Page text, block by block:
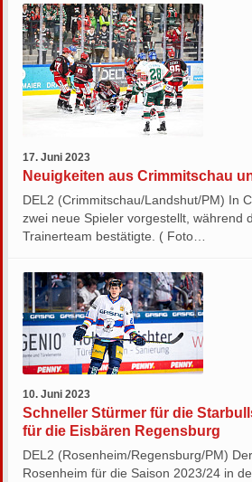
17. Juni 2023
Neuigkeiten aus Crimmitschau
DEL2 (Crimmitschau/Landshut/PM) In
zwei neue Spieler vorgestellt, während
Trainerteam bestätigte. ( Foto…
10. Juni 2023
Schneller Stürmer für die
für die Eisbären Regensburg
DEL2 (Rosenheim/Regensburg/PM)
Rosenheim für die Saison 2023/24 in